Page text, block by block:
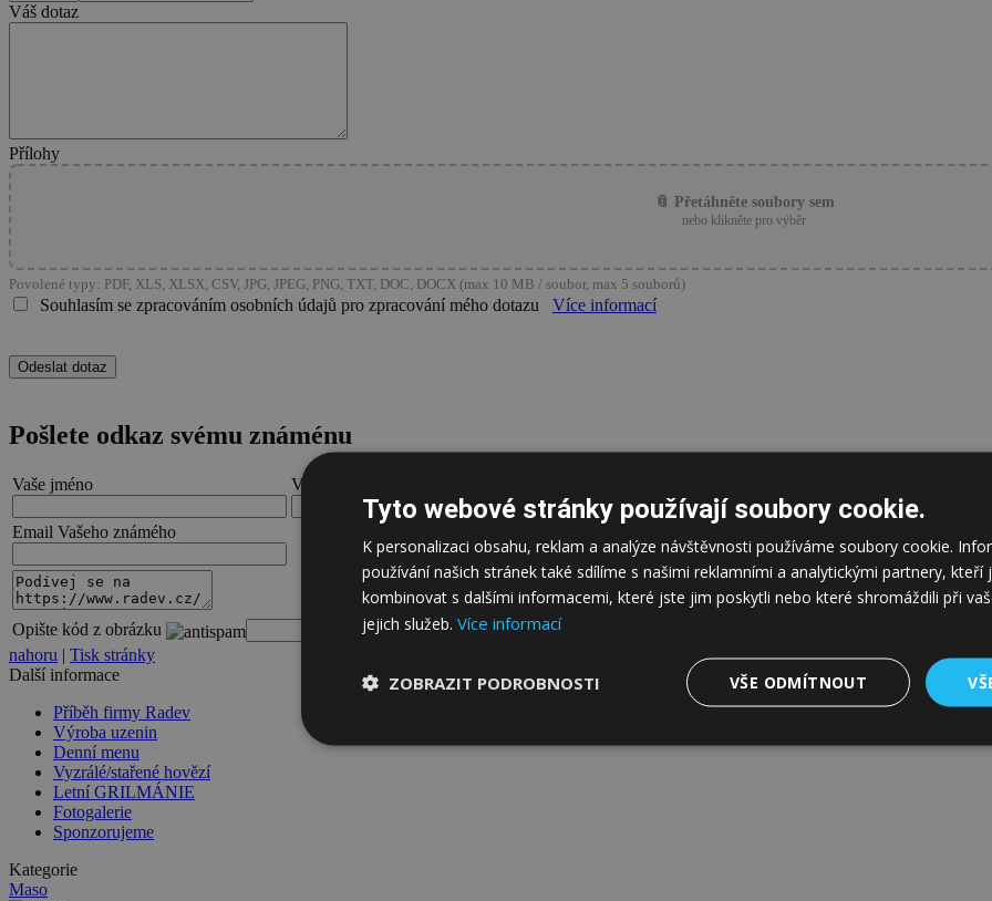
Váš dotaz
Přílohy
📎 Přetáhněte soubory sem
nebo klikněte pro výběr
Povolené typy: PDF, XLS, XLSX, CSV, JPG, JPEG, PNG, TXT, DOC, DOCX (max 10 MB / soubor, max 5 souborů)
Souhlasím se zpracováním osobních údajů pro zpracování mého dotazu Více informací
Pošlete odkaz svému známénu
Vaše jméno Váš email
Email Vašeho známého
Opište kód z obrázku
nahoru | Tisk stránky
Další informace
Příběh firmy Radev
Výroba uzenin
Denní menu
Vyzrálé/stařené hovězí
Letní GRILMÁNIE
Fotogalerie
Sponzorujeme
Kategorie
Maso
Tyto webové stránky používají soubory cookie.
K personalizaci obsahu, reklam a analýze návštěvnosti používáme soubory cookie.
používání našich stránek také sdílíme s našimi reklamními a analytickými partnery, kteří
kombinovat s dalšími informacemi, které jste jim poskytli nebo které shromáždili při
jejich služeb. Více informací
VŠE ODMÍTNOUT
ZOBRAZIT PODROBNOSTI